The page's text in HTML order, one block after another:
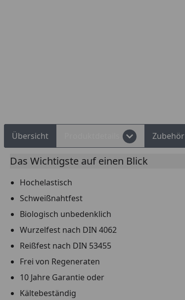
Übersicht Zubehör
Das Wichtigste auf einen Blick
Hochelastisch
Schweißnahtfest
Biologisch unbedenklich
Wurzelfest nach DIN 4062
Reißfest nach DIN 53455
Frei von Regeneraten
10 Jahre Garantie oder
Kältebeständig